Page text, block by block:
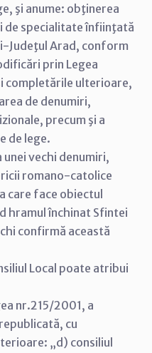
şi anume: obţinerea
de specialitate înfiinţată
Judeţul Arad, conform
prin Legea
completările ulterioare,
de denumiri,
precum şi a
de lege.
vechi denumiri,
romano-catolice
care face obiectul
hramul închinat Sfintei
confirmă această
Local poate atribui
nr.215/2001, a
cu
„d) consiliul